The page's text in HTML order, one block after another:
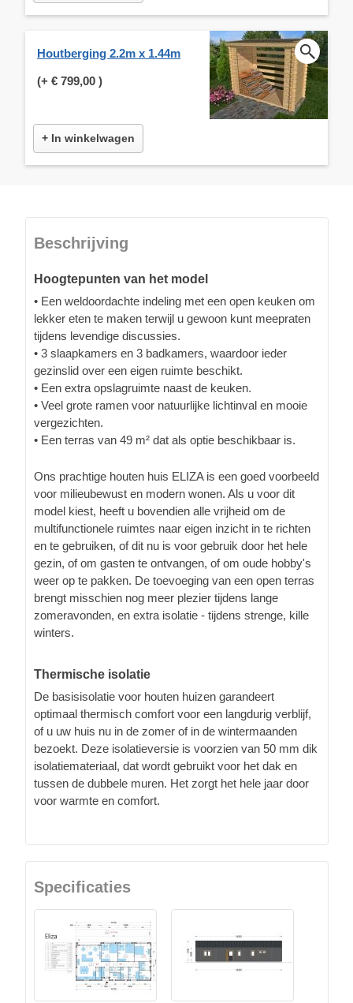
Houtberging 2.2m x 1.44m
(+ € 799,00 )
+ In winkelwagen
Beschrijving
Hoogtepunten van het model
• Een weldoordachte indeling met een open keuken om
lekker eten te maken terwijl u gewoon kunt meepraten
tijdens levendige discussies.
• 3 slaapkamers en 3 badkamers, waardoor ieder
gezinslid over een eigen ruimte beschikt.
• Een extra opslagruimte naast de keuken.
• Veel grote ramen voor natuurlijke lichtinval en mooie
vergezichten.
• Een terras van 49 m² dat als optie beschikbaar is.
Ons prachtige houten huis ELIZA is een goed voorbeeld
voor milieubewust en modern wonen. Als u voor dit
model kiest, heeft u bovendien alle vrijheid om de
multifunctionele ruimtes naar eigen inzicht in te richten
en te gebruiken, of dit nu is voor gebruik door het hele
gezin, of om gasten te ontvangen, of om oude hobby's
weer op te pakken. De toevoeging van een open terras
brengt misschien nog meer plezier tijdens lange
zomeravonden, en extra isolatie - tijdens strenge, kille
winters.
Thermische isolatie
De basisisolatie voor houten huizen garandeert
optimaal thermisch comfort voor een langdurig verblijf,
of u uw huis nu in de zomer of in de wintermaanden
bezoekt. Deze isolatieversie is voorzien van 50 mm dik
isolatiemateriaal, dat wordt gebruikt voor het dak en
tussen de dubbele muren. Het zorgt het hele jaar door
voor warmte en comfort.
Specificaties